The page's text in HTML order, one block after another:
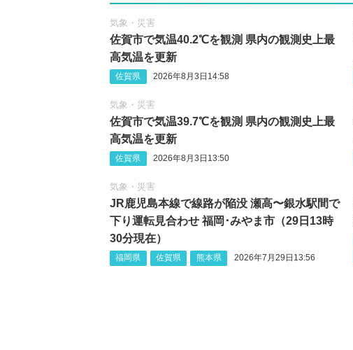
気象・災害
佐賀市で気温40.2℃を観測 県内の観測史上最
高気温を更新
佐賀県 2026年8月3日14:58
気象・災害
佐賀市で気温39.7℃を観測 県内の観測史上最
高気温を更新
佐賀県 2026年8月3日13:50
気象・災害
JR鹿児島本線で線路が陥没 瀬高〜銀水駅間で
下り運転見合わせ 福岡･みやま市（29日13時
30分現在）
福岡県 佐賀県 熊本県 2026年7月29日13:56